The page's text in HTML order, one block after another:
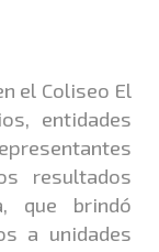
el Coliseo El
entidades
resultados
que brindó
a unidades